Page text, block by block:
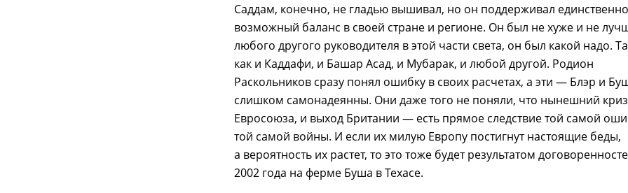
Саддам, конечно, не гладью вышивал, но он поддерживал единственно
возможный баланс в своей стране и регионе. Он был не хуже и не
любого другого руководителя в этой части света, он был какой надо.
как и Каддафи, и Башар Асад, и Мубарак, и любой другой. Родион
Раскольников сразу понял ошибку в своих расчетах, а эти — Блэр и
слишком самонадеянны. Они даже того не поняли, что нынешний
Евросоюза, и выход Британии — есть прямое следствие той самой
той самой войны. И если их милую Европу постигнут настоящие беды,
а вероятность их растет, то это тоже будет результатом
2002 года на ферме Буша в Техасе.